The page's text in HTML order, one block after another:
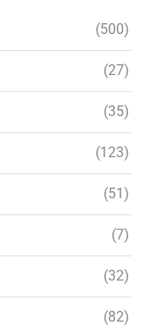
(500)
(27)
(35)
(123)
(51)
(7)
(32)
(82)